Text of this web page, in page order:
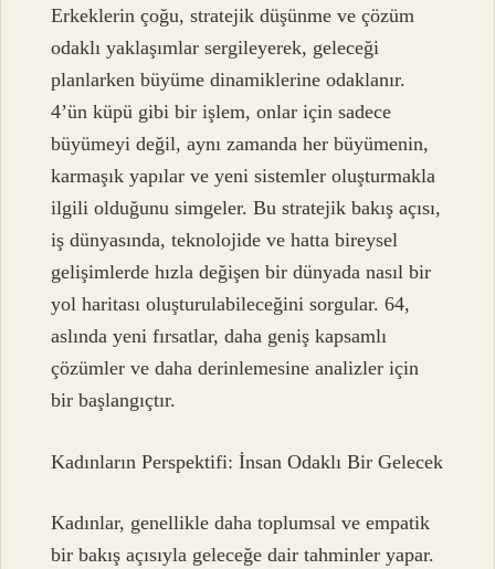
Erkeklerin çoğu, stratejik düşünme ve çözüm
odaklı yaklaşımlar sergileyerek, geleceği
planlarken büyüme dinamiklerine odaklanır.
4’ün küpü gibi bir işlem, onlar için sadece
büyümeyi değil, aynı zamanda her büyümenin,
karmaşık yapılar ve yeni sistemler oluşturmakla
ilgili olduğunu simgeler. Bu stratejik bakış açısı,
iş dünyasında, teknolojide ve hatta bireysel
gelişimlerde hızla değişen bir dünyada nasıl bir
yol haritası oluşturulabileceğini sorgular. 64,
aslında yeni fırsatlar, daha geniş kapsamlı
çözümler ve daha derinlemesine analizler için
bir başlangıçtır.
Kadınların Perspektifi: İnsan Odaklı Bir Gelecek
Kadınlar, genellikle daha toplumsal ve empatik
bir bakış açısıyla geleceğe dair tahminler yapar.